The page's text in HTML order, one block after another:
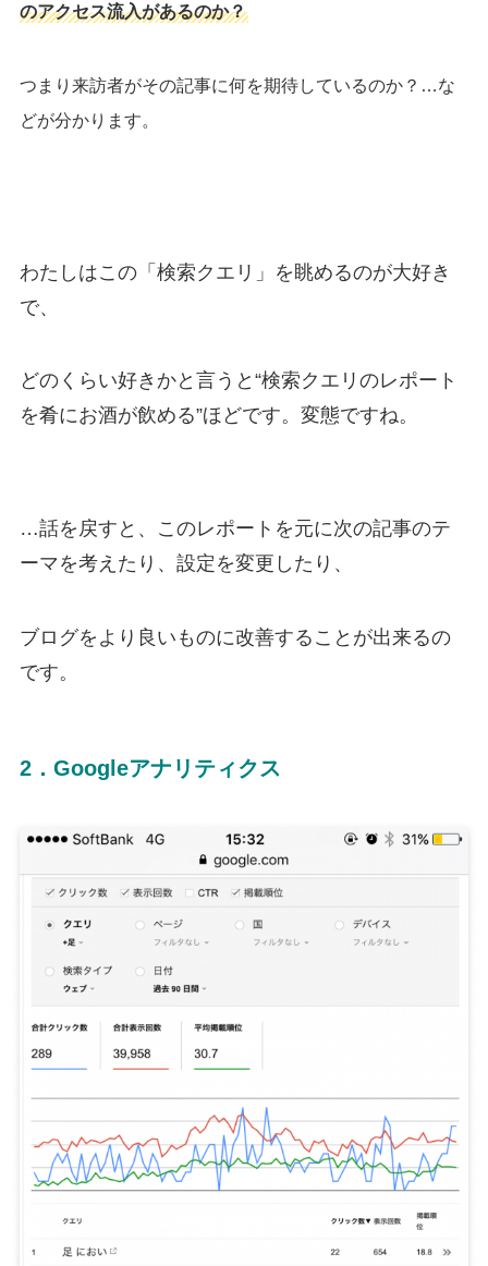
のアクセス流入があるのか？
つまり来訪者がその記事に何を期待しているのか？…な
どが分かります。
わたしはこの「検索クエリ」を眺めるのが大好き
で、
どのくらい好きかと言うと“検索クエリのレポート
を肴にお酒が飲める”ほどです。変態ですね。
…話を戻すと、このレポートを元に次の記事のテ
ーマを考えたり、設定を変更したり、
ブログをより良いものに改善することが出来るの
です。
2．Googleアナリティクス